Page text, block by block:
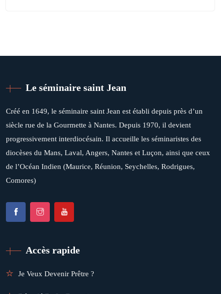
Le séminaire saint Jean
Créé en 1649, le séminaire saint Jean est établi depuis près d’un
siècle rue de la Gourmette à Nantes. Depuis 1970, il devient
progressivement interdiocésain. Il accueille les séminaristes des
diocèses du Mans, Laval, Angers, Nantes et Luçon, ainsi que ceux
de l’Océan Indien (Maurice, Réunion, Seychelles, Rodrigues,
Comores)
Accès rapide
Je Veux Devenir Prêtre ?